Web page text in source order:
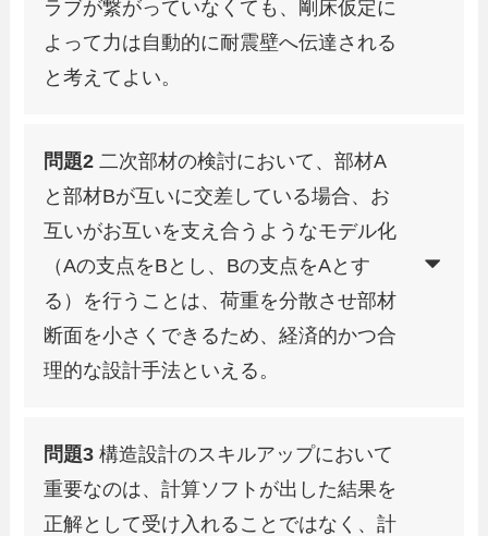
ラブが繋がっていなくても、剛床仮定に
よって力は自動的に耐震壁へ伝達される
と考えてよい。
問題2 二次部材の検討において、部材A
と部材Bが互いに交差している場合、お
互いがお互いを支え合うようなモデル化
（Aの支点をBとし、Bの支点をAとす
る）を行うことは、荷重を分散させ部材
断面を小さくできるため、経済的かつ合
理的な設計手法といえる。
問題3 構造設計のスキルアップにおいて
重要なのは、計算ソフトが出した結果を
正解として受け入れることではなく、計